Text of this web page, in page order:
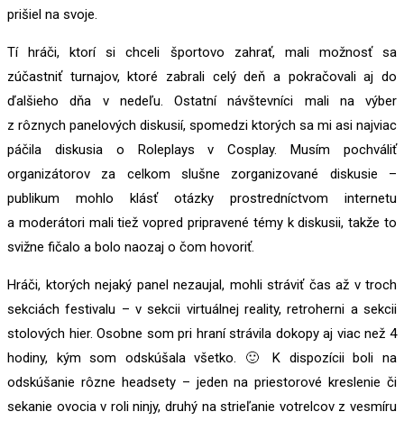
prišiel na svoje.
Tí hráči, ktorí si chceli športovo zahrať, mali možnosť sa
zúčastniť turnajov, ktoré zabrali celý deň a pokračovali aj do
ďalšieho dňa v nedeľu. Ostatní návštevníci mali na výber
z rôznych panelových diskusií, spomedzi ktorých sa mi asi najviac
páčila diskusia o Roleplays v Cosplay. Musím pochváliť
organizátorov za celkom slušne zorganizované diskusie –
publikum mohlo klásť otázky prostredníctvom internetu
a moderátori mali tiež vopred pripravené témy k diskusii, takže to
svižne fičalo a bolo naozaj o čom hovoriť.
Hráči, ktorých nejaký panel nezaujal, mohli stráviť čas až v troch
sekciách festivalu – v sekcii virtuálnej reality, retroherni a sekcii
stolových hier. Osobne som pri hraní strávila dokopy aj viac než 4
hodiny, kým som odskúšala všetko. 🙂 K dispozícii boli na
odskúšanie rôzne headsety – jeden na priestorové kreslenie či
sekanie ovocia v roli ninjy, druhý na strieľanie votrelcov z vesmíru